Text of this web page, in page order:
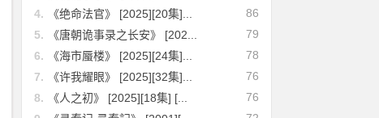
86
4.
《绝命法官》 [2025][20集]...
79
5.
《唐朝诡事录之长安》 [202...
78
6.
《海市蜃楼》 [2025][24集]...
76
7.
《许我耀眼》 [2025][32集]...
76
8.
《人之初》 [2025][18集] [...